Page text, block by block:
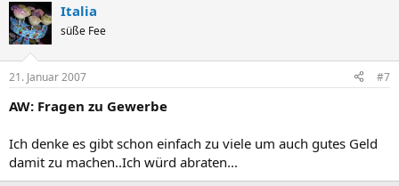
Italia
süße Fee
21. Januar 2007 #7
AW: Fragen zu Gewerbe
Ich denke es gibt schon einfach zu viele um auch gutes Geld
damit zu machen..Ich würd abraten...